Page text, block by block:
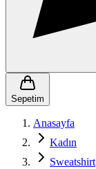
Sepetim
Anasayfa
Kadın
Sweatshirt